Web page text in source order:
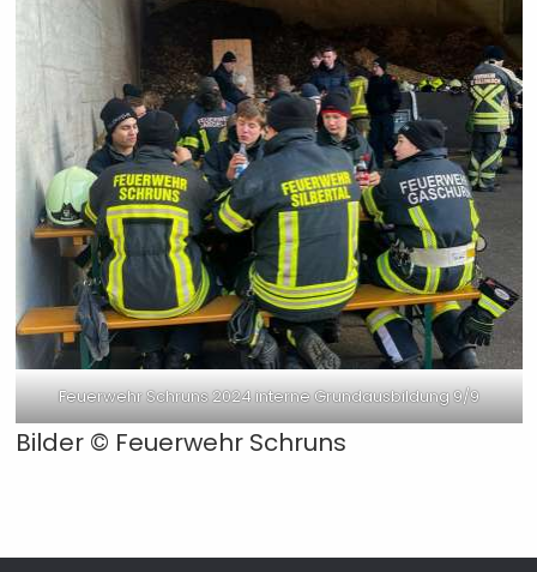
Feuerwehr Schruns 2024 interne Grundausbildung 9/9
Bilder © Feuerwehr Schruns